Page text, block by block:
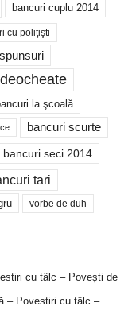
bancuri cuplu 2014
cu poliţişti
la şcoală
bancuri scurte
bancuri seci 2014
tari
vorbe de duh
cu tâlc – Povești de
– Povestiri cu tâlc –